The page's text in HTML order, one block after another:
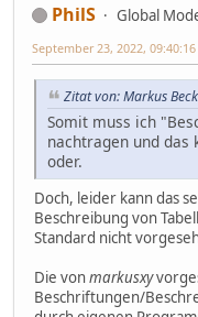
PhilS
Global
September 23, 2022, 09:40:16
Zitat von: Markus
Somit muss ich
nachtragen und das
oder.
Doch, leider kann das
Beschreibung von
Standard nicht
Die vonmarkusxy
Beschriftungen/